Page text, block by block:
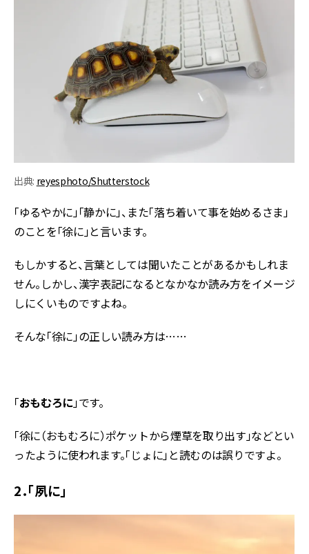
出典: reyesphoto/Shutterstock
「ゆるやかに」「静かに」、また「落ち着いて事を始めるさま」
のことを「徐に」と言います。
もしかすると、言葉としては聞いたことがあるかもしれま
せん。しかし、漢字表記になるとなかなか読み方をイメージ
しにくいものですよね。
そんな「徐に」の正しい読み方は……
「おもむろに」です。
「徐に（おもむろに）ポケットから煙草を取り出す」などとい
ったように使われます。「じょに」と読むのは誤りですよ。
2．「夙に」